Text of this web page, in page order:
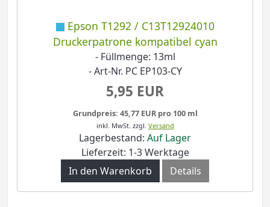
Epson T1292 / C13T12924010
Druckerpatrone kompatibel cyan
- Füllmenge: 13ml
- Art-Nr. PC EP103-CY
5,95 EUR
Grundpreis: 45,77 EUR pro 100 ml
inkl. MwSt. zzgl. Versand
Lagerbestand: Auf Lager
Lieferzeit: 1-3 Werktage
In den Warenkorb
Details